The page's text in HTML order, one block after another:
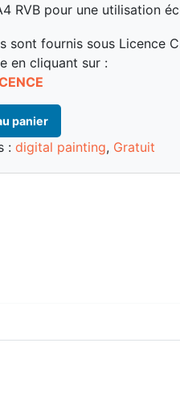
RVB pour une utilisation
sont fournis sous Licence
en cliquant sur :
panier
: digital painting, Gratuit